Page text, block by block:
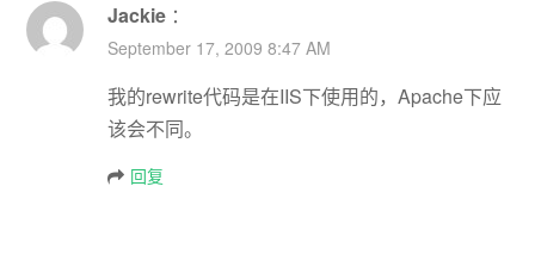
Jackie：
September 17, 2009 8:47 AM
我的rewrite代码是在IIS下使用的，Apache下应
该会不同。
回复